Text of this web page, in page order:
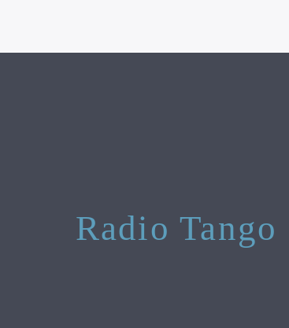
Radio Tango